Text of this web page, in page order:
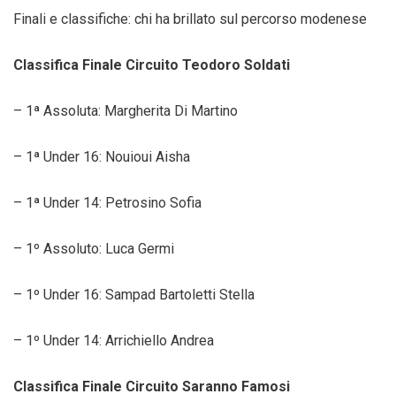
Finali e classifiche: chi ha brillato sul percorso modenese
Classifica Finale Circuito Teodoro Soldati
– 1ª Assoluta: Margherita Di Martino
– 1ª Under 16: Nouioui Aisha
– 1ª Under 14: Petrosino Sofia
– 1º Assoluto: Luca Germi
– 1º Under 16: Sampad Bartoletti Stella
– 1º Under 14: Arrichiello Andrea
Classifica Finale Circuito Saranno Famosi